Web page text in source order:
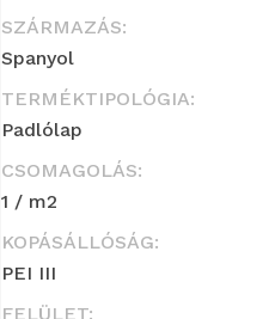
SZÁRMAZÁS:
Spanyol
TERMÉKTIPOLÓGIA:
Padlólap
CSOMAGOLÁS:
1 / m2
KOPÁSÁLLÓSÁG:
PEI III
FELÜLET: